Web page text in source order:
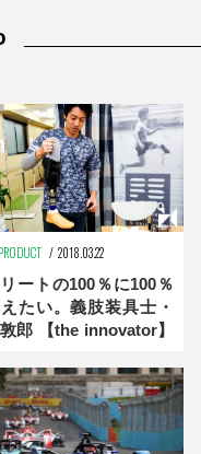
PRODUCT 2018.03.22
ートの100％に100％
たい。義肢装具士・
郎 【the innovator】